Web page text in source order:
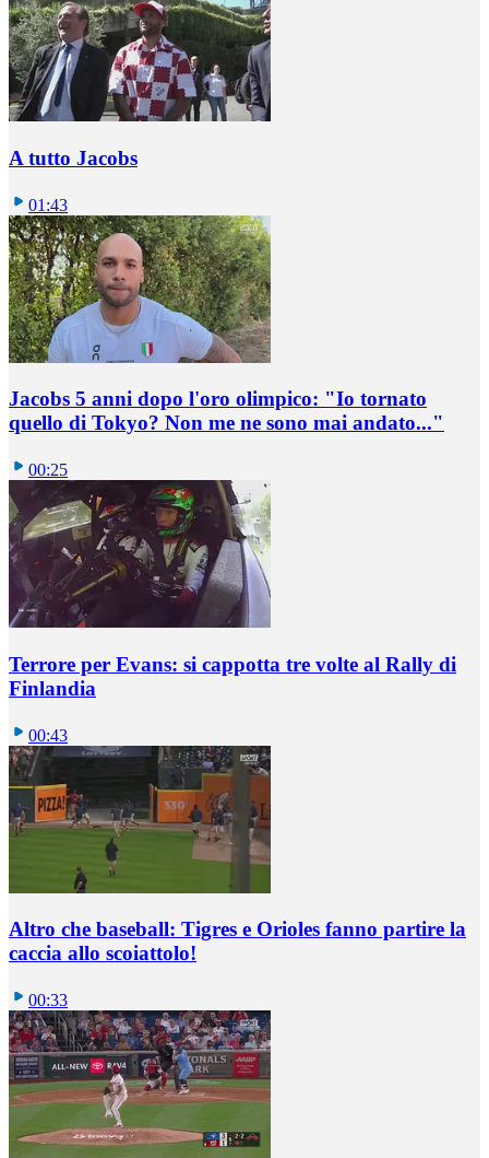
A tutto Jacobs
01:43
Jacobs 5 anni dopo l'oro olimpico: "Io tornato
quello di Tokyo? Non me ne sono mai andato..."
00:25
Terrore per Evans: si cappotta tre volte al Rally di
Finlandia
00:43
Altro che baseball: Tigres e Orioles fanno partire la
caccia allo scoiattolo!
00:33